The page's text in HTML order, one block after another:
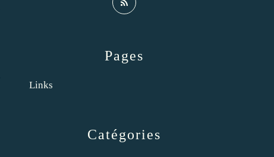
Catégories
Pages
Links